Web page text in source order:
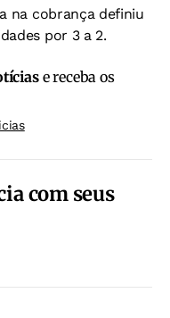
na cobrança definiu
por 3 a 2.
e receba os
com seus